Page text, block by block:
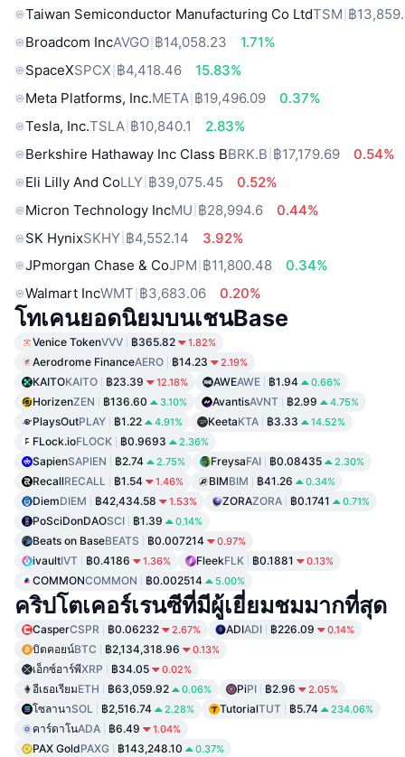
Taiwan Semiconductor Manufacturing Co LtdTSM ฿
Broadcom IncAVGO ฿14,058.23
1.71%
SpaceXSPCX ฿4,418.46
15.83%
Meta Platforms, Inc.META ฿19,496.09
0.37%
Tesla, Inc.TSLA ฿10,840.1
2.83%
Berkshire Hathaway Inc Class BBRK.B ฿17,179.69
0.54%
Eli Lilly And CoLLY ฿39,075.45
0.52%
Micron Technology IncMU ฿28,994.6
0.44%
SK HynixSKHY ฿4,552.14
3.92%
JPmorgan Chase & CoJPM ฿11,800.48
0.34%
Walmart IncWMT ฿3,683.06 0.20%
โทเคนยอดนิยมบนเชนBase
Venice TokenVVV ฿365.82 1.82%
Aerodrome FinanceAERO ฿14.23 2.19%
KAITOKAITO ฿23.39 12.18% AWEAWE ฿1.94 0.66%
HorizenZEN ฿136.60 3.10% AvantisAVNT ฿2.99 4.75%
PlaysOutPLAY ฿1.22 4.91% KeetaKTA ฿3.33 14.52%
FLock.ioFLOCK ฿0.9693 2.36%
SapienSAPIEN ฿2.74 2.75% FreysaFAI ฿0.08435 2.30%
RecallRECALL ฿1.54 1.46% BIMBIM ฿41.26 0.34%
DiemDIEM ฿42,434.58 1.53% ZORAZORA ฿0.1741 0.71%
PoSciDonDAOSCI ฿1.39 0.14%
Beats on BaseBEATS ฿0.007214 0.97%
ivaultIVT ฿0.4186 1.36% FleekFLK ฿0.1881 0.13%
COMMONCOMMON ฿0.002514 5.00%
คริปโตเคอร์เรนซีที่มีผู้เยี่ยมชมมากที่สุด
CasperCSPR ฿0.06232 2.67% ADIADI ฿226.09 0.14%
บิตคอยน์BTC ฿2,134,318.96 0.13%
เอ็กซ์อาร์พีXRP ฿34.05 0.02%
อีเธอเรียมETH ฿63,059.92 0.06% PiPI ฿2.96 2.05%
โซลานาSOL ฿2,516.74 2.28% TutorialTUT ฿5.74 234.06%
คาร์ดาโนADA ฿6.49 1.04%
PAX GoldPAXG ฿143,248.10 0.37%